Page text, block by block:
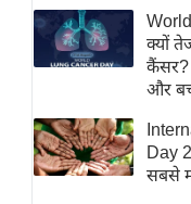
बॉलीवुड
हॉलीवुड
फिल्म
Breaking
News
क्यों
कैंसर?
और
Day
सबसे